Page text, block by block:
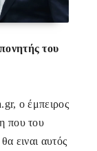
του
ο έμπειρος
που του
ειναι αυτός